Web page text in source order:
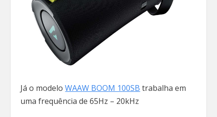
Já o modeloWAAW BOOM 100SB trabalha em
uma frequência de 65Hz – 20kHz